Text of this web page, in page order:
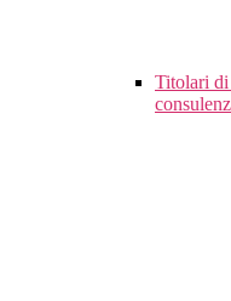
Titolari